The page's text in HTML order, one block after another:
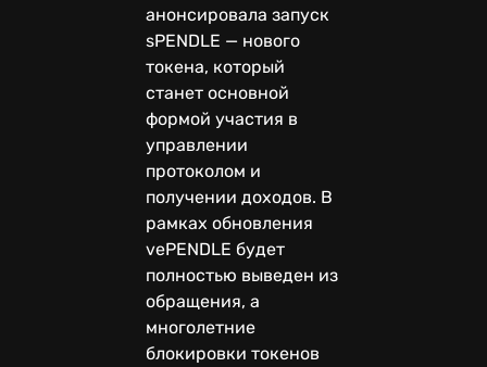
анонсировала запуск
sPENDLE — нового
токена, который
станет основной
формой участия в
управлении
протоколом и
получении доходов. В
рамках обновления
vePENDLE будет
полностью выведен из
обращения, а
многолетние
блокировки токенов